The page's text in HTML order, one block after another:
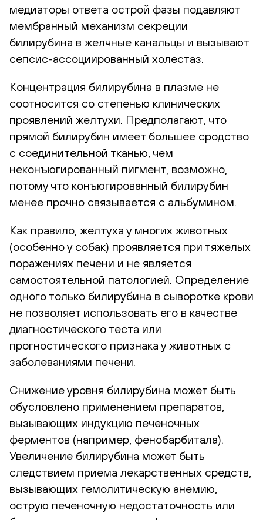
медиаторы ответа острой фазы подавляют
мембранный механизм секреции
билирубина в желчные канальцы и вызывают
сепсис-ассоциированный холестаз.
Концентрация билирубина в плазме не
соотносится со степенью клинических
проявлений желтухи. Предполагают, что
прямой билирубин имеет большее сродство
с соединительной тканью, чем
неконъюгированный пигмент, возможно,
потому что конъюгированный билирубин
менее прочно связывается с альбумином.
Как правило, желтуха у многих животных
(особенно у собак) проявляется при тяжелых
поражениях печени и не является
самостоятельной патологией. Определение
одного только билирубина в сыворотке крови
не позволяет использовать его в качестве
диагностического теста или
прогностического признака у животных с
заболеваниями печени.
Снижение уровня билирубина может быть
обусловлено применением препаратов,
вызывающих индукцию печеночных
ферментов (например, фенобарбитала).
Увеличение билирубина может быть
следствием приема лекарственных средств,
вызывающих гемолитическую анемию,
острую печеночную недостаточность или